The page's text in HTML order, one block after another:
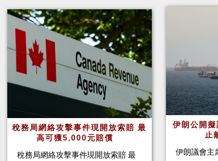
稅務局網絡攻擊事件現開放索賠 最
高可獲5,000元賠償
稅務局網絡攻擊事件現開放索賠 最
伊朗公開
止
伊朗議會主